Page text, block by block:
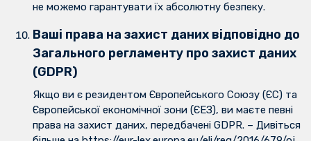
не можемо гарантувати їх абсолютну безпеку.
Ваші права на захист даних відповідно до
Загального регламенту про захист даних
(GDPR)
Якщо ви є резидентом Європейського Союзу (ЄС) та
Європейської економічної зони (ЄЕЗ), ви маєте певні
права на захист даних, передбачені GDPR. – Дивіться